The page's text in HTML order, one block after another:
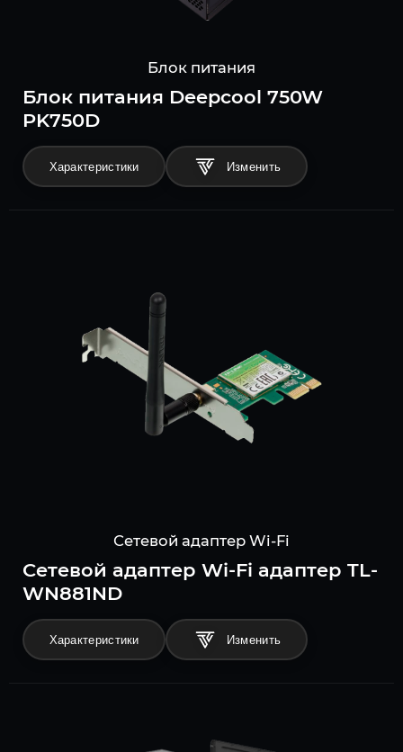
Блок питания
Блок питания Deepcool 750W
PK750D
Характеристики
Сетевой адаптер Wi-Fi
Сетевой адаптер Wi-Fi адаптер TL-
WN881ND
Характеристики